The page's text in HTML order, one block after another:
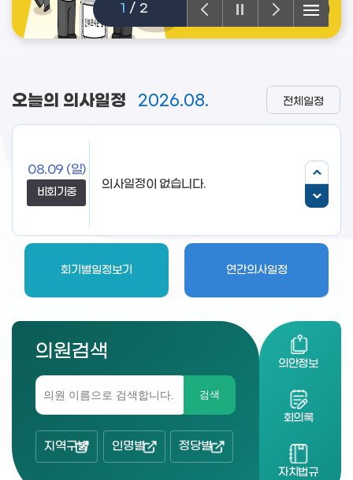
1 / 2
오늘의 의사일정 2026.08.
08.09 (일)
비회기중
회기별일정보기 연간의사일정
전체일정
의원검색
검색
지역구별 인명별 정당별
의안정보
회의록
자치법규